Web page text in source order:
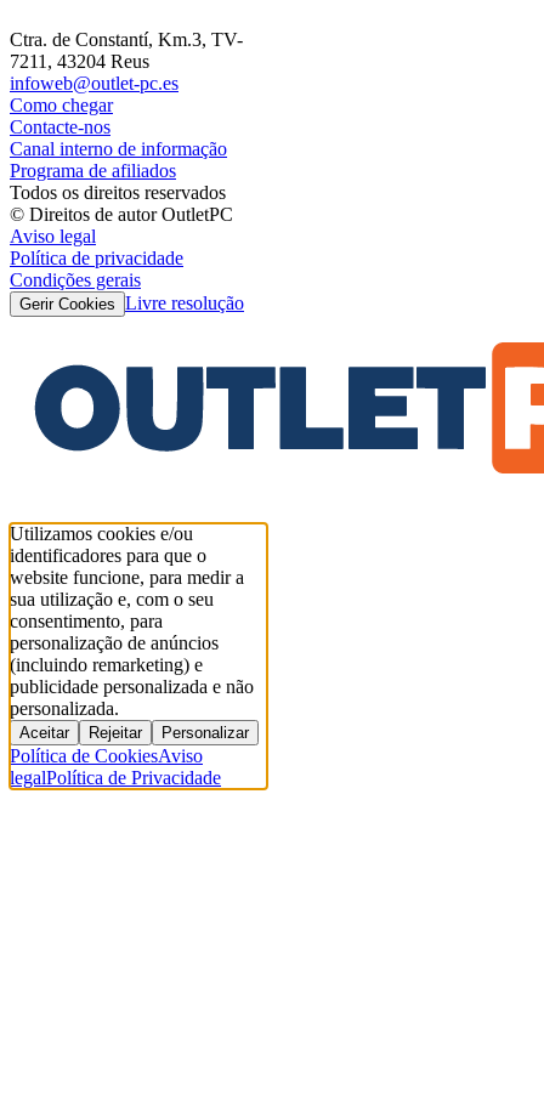
Ctra. de Constantí, Km.3, TV-
7211, 43204 Reus
infoweb@outlet-pc.es
Como chegar
Contacte-nos
Canal interno de informação
Programa de afiliados
Todos os direitos reservados
© Direitos de autor OutletPC
Aviso legal
Política de privacidade
Condições gerais
Gerir Cookies Livre resolução
Utilizamos cookies e/ou
identificadores para que o
website funcione, para medir a
sua utilização e, com o seu
consentimento, para
personalização de anúncios
(incluindo remarketing) e
publicidade personalizada e não
personalizada.
Aceitar Rejeitar Personalizar
Política de CookiesAviso
legalPolítica de Privacidade